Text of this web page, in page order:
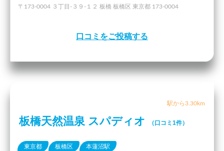
〒173-0004 ３丁目-３９-１２ 板橋 板橋区 東京都 173-0004
口コミをご投稿する
駅から3.30km
板橋天然温泉 スパディオ （口コミ1件）
東京都 板橋区 本蓮沼駅